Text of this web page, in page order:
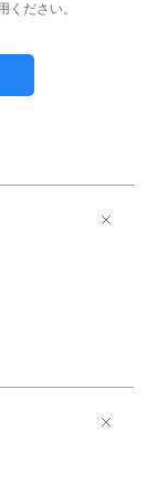
ください。